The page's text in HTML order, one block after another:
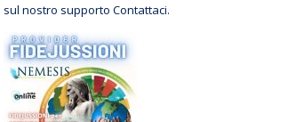
sul nostro supporto Contattaci.